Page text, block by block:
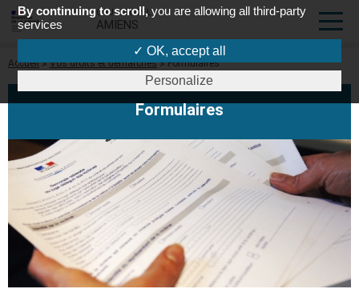
COUR D'APPEL
AMIENS
Fil
Accueil Vos droits et démarches Formulaires
Formulaires
By continuing to scroll, you are allowing all third-party
services
✓ OK, accept all
Personalize